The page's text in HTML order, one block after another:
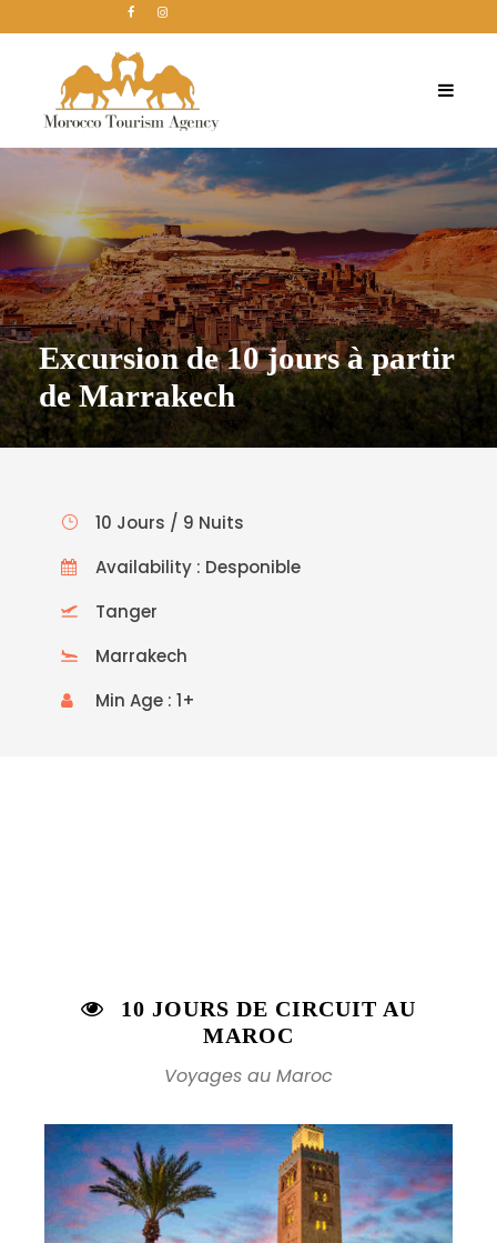
Excursion de 10 jours à partir
de Marrakech
10 Jours / 9 Nuits
Availability : Desponible
Tanger
Marrakech
Min Age : 1+
10 JOURS DE CIRCUIT AU
MAROC
Voyages au Maroc